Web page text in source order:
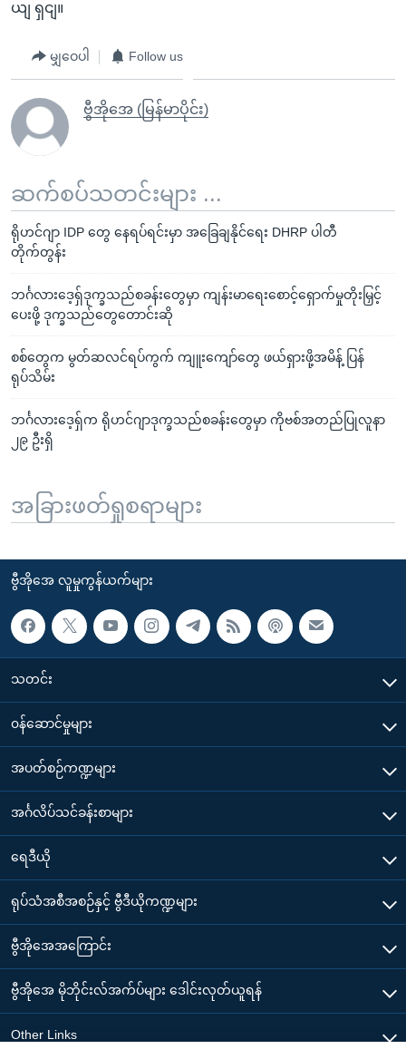
ယျ ရှငျ။
မျှဝေပါ Follow us
ဗွီအိုအေ (မြန်မာပိုင်း)
ဆက်စပ်သတင်းများ ...
ရိုဟင်ဂျာ IDP တွေ နေရပ်ရင်းမှာ အခြေချနိုင်ရေး DHRP ပါတီ
တိုက်တွန်း
ဘင်္ဂလားဒေ့ရှ်ဒုက္ခသည်စခန်းတွေမှာ ကျန်းမာရေးစောင့်ရှောက်မှုတိုးမြှင့်
ပေးဖို့ ဒုက္ခသည်တွေတောင်းဆို
စစ်တွေက မွတ်ဆလင်ရပ်ကွက် ကျူးကျော်တွေ ဖယ်ရှားဖို့အမိန့် ပြန်
ရုပ်သိမ်း
ဘင်္ဂလားဒေ့ရှ်က ရိုဟင်ဂျာဒုက္ခသည်စခန်းတွေမှာ ကိုဗစ်အတည်ပြုလူနာ
၂၉ ဦးရှိ
အခြားဖတ်ရှုစရာများ
ဗွီအိုအေ လူမှုကွန်ယက်များ
သတင်း
၀န်ဆောင်မှုများ
အပတ်စဉ်ကဏ္ဍများ
အင်္ဂလိပ်သင်ခန်းစာများ
ရေဒီယို
ရုပ်သံအစီအစဉ်နှင့် ဗွီဒီယိုကဏ္ဍများ
ဗွီအိုအေအကြောင်း
ဗွီအိုအေ မိုဘိုင်းလ်အက်ပ်များ ဒေါင်းလုတ်ယူရန်
Other Links